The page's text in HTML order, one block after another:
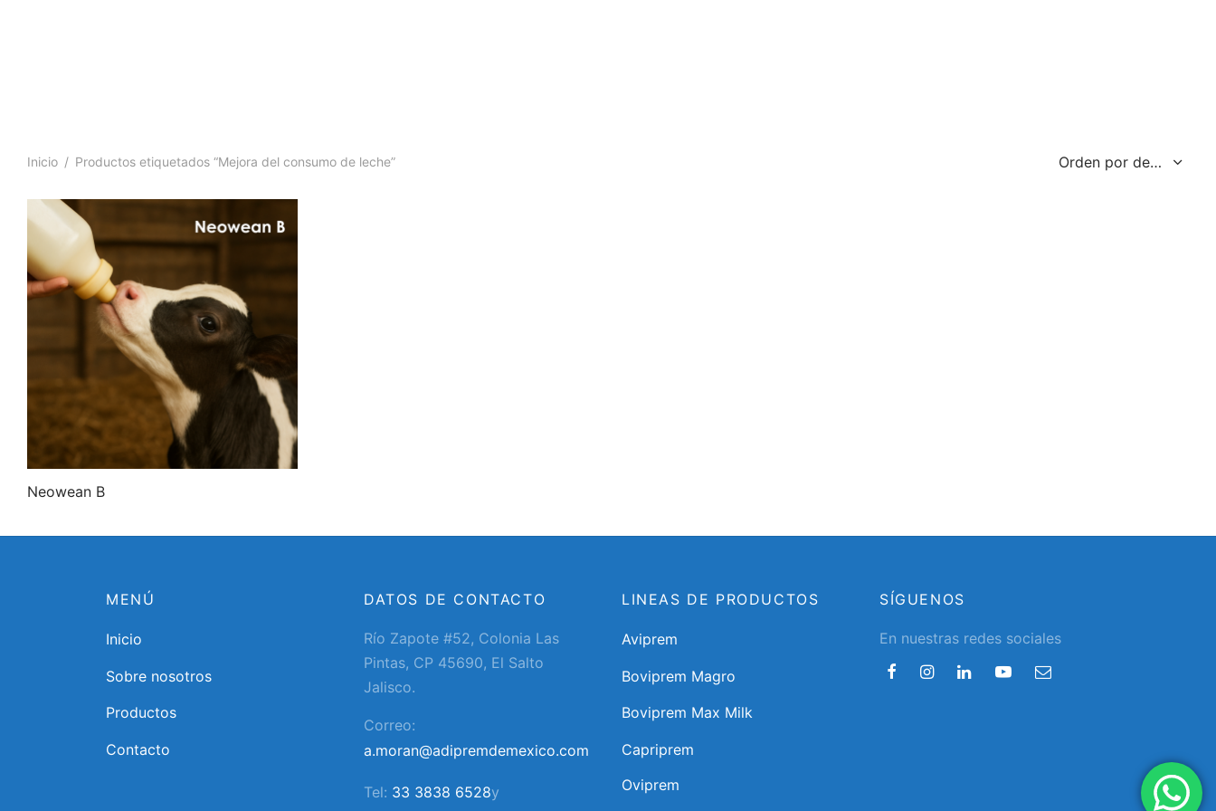
Inicio / Productos etiquetados “Mejora del consumo de leche”
Neowean B
MENÚ
Inicio
Sobre nosotros
Productos
Contacto
DATOS DE CONTACTO
Río Zapote #52, Colonia Las
Pintas, CP 45690, El Salto
Jalisco.
Correo:
a.moran@adipremdemexico.com
Tel: 33 3838 6528y
LINEAS DE PRODUCTOS
Aviprem
Boviprem Magro
Boviprem Max Milk
Capriprem
Oviprem
SÍGUENOS
En nuestras redes sociales